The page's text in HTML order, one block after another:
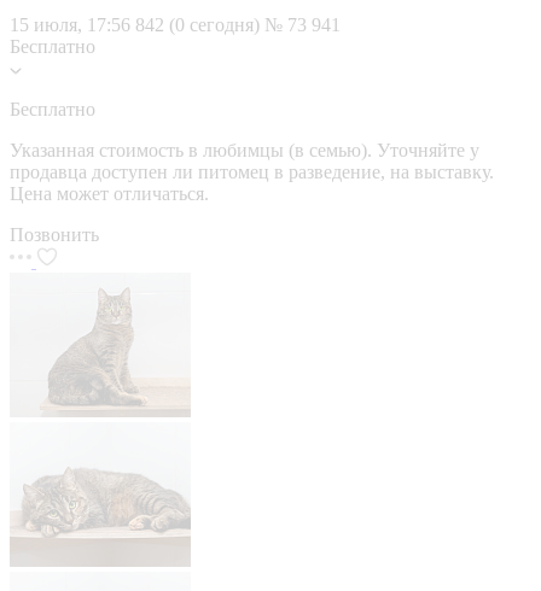
15 июля, 17:56 842 (0 сегодня) № 73 941
Бесплатно
Бесплатно
Указанная стоимость в любимцы (в семью). Уточняйте у
продавца доступен ли питомец в разведение, на выставку.
Цена может отличаться.
Позвонить